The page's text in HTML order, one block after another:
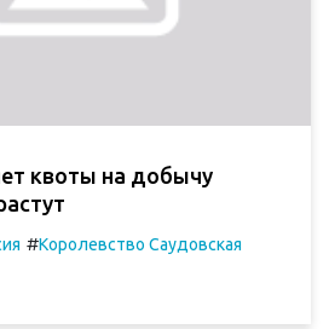
квоты на добычу
#Королевство Саудовская